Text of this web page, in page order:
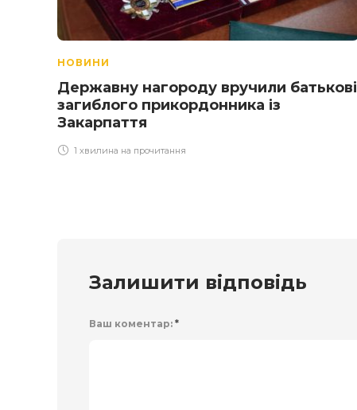
НОВИНИ
Державну нагороду вручили батькові
загиблого прикордонника із
Закарпаття
1 хвилина на прочитання
Залишити відповідь
Ваш коментар: *